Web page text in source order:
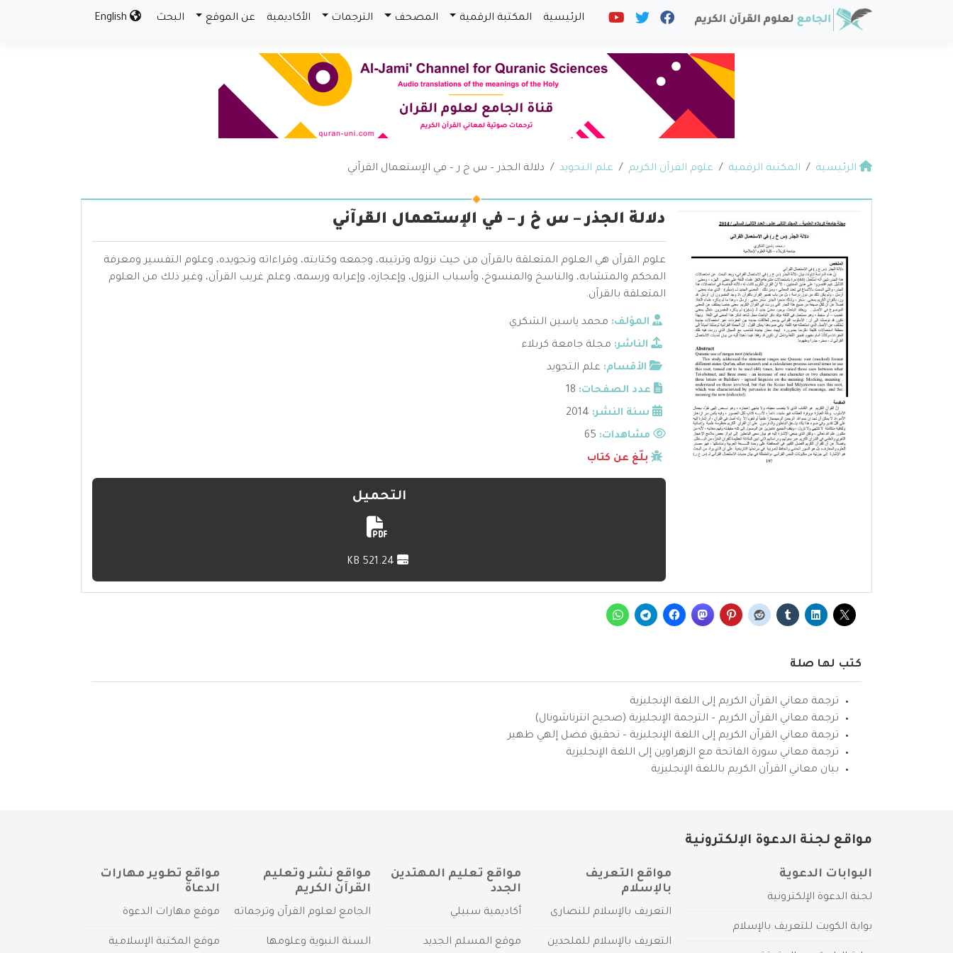
الرئيسية المكتبة الرقمية المصحف الترجمات الأكاديمية عن الموقع البحث
الرئيسية المكتبة الرقمية علوم القرآن الكريم علم التجويد دلالة الجذر – س خ ر – في الإستعمال القرآني
دلالة الجذر – س خ ر – في الإستعمال القرآني
علوم القرآن هي العلوم المتعلقة بالقرآن من حيث نزوله وترتيبه، وجمعه وكتابته، وقراءاته وتجويده، وعلوم التفسير ومعرفة
المحكم والمتشابه، والناسخ والمنسوخ، وأسباب النزول، وإعجازه، وإعرابه ورسمه، وعلم غريب القرآن، وغير ذلك من العلوم
المتعلقة بالقرآن.
المؤلف: محمد ياسين الشكري
الناشر: مجلة جامعة كربلاء
الأقسام: علم التجويد
عدد الصفحات: 18
سنة النشر: 2014
مشاهدات:
بلّغ عن كتاب
التحميل
كتب لها صلة
ترجمة معاني القرآن الكريم إلى اللغة الإنجليزية
ترجمة معاني القرآن الكريم – الترجمة الإنجليزية (صحيح انترناشونال)
ترجمة معاني القرآن الكريم إلى اللغة الإنجليزية – تحقيق فضل إلهي ظهير
ترجمة معاني سورة الفاتحة مع الزهراوين إلى اللغة الإنجليزية
بيان معاني القرآن الكريم باللغة الإنجليزية
مواقع لجنة الدعوة الإلكترونية
البوابات الدعوية
لجنة الدعوة الإلكترونية
بوابة الكويت للتعريف بالإسلام
مواقع التعريف
بالإسلام
التعريف بالإسلام للنصارى
التعريف بالإسلام للملحدين
مواقع تعليم المهتدين
الجدد
أكاديمية سبيلي
موقع المسلم الجديد
مواقع نشر وتعليم
القرآن الكريم
الجامع لعلوم القرآن وترجماته
السنة النبوية وعلومها
مواقع تطوير مهارات
الدعاة
موقع مهارات الدعوة
موقع المكتبة الإسلامية